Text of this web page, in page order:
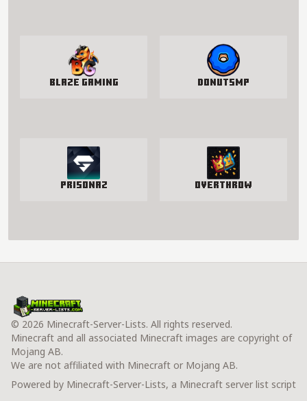
Blaze Gaming DonutSMP
PrisonAZ Overthrow
© 2026 Minecraft-Server-Lists. All rights reserved.
Minecraft and all associated Minecraft images are copyright of
Mojang AB.
We are not affiliated with Minecraft or Mojang AB.
Powered by Minecraft-Server-Lists, a Minecraft server list script